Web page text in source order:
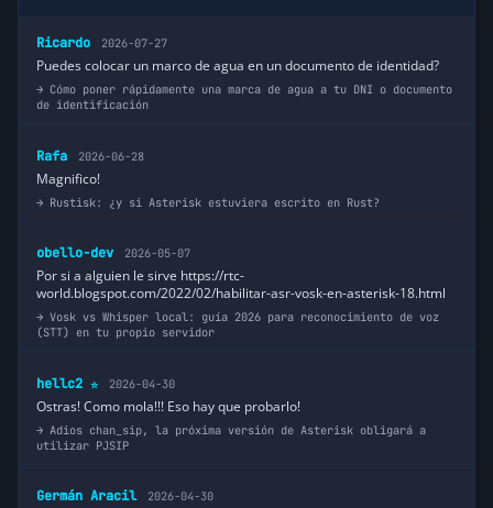
Ricardo 2026-07-27
Puedes colocar un marco de agua en un documento de identidad?
Cómo poner rápidamente una marca de agua a tu DNI o documento
de identificación
Rafa 2026-06-28
Magnifico!
Rustisk: ¿y si Asterisk estuviera escrito en Rust?
obello-dev 2026-05-07
Por si a alguien le sirve https://rtc-
world.blogspot.com/2022/02/habilitar-asr-vosk-en-asterisk-18.html
Vosk vs Whisper local: guía 2026 para reconocimiento de voz
(STT) en tu propio servidor
hellc2 ⭐ 2026-04-30
Ostras! Como mola!!! Eso hay que probarlo!
Adios chan_sip, la próxima versión de Asterisk obligará a
utilizar PJSIP
Germán Aracil 2026-04-30